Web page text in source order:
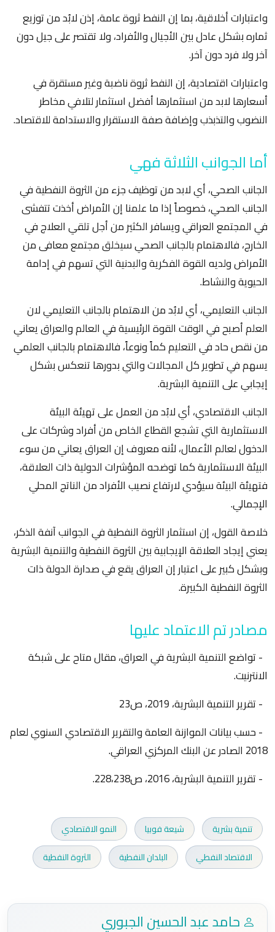
واعتبارات أخلاقية، بما إن النفط ثروة عامة، إذن لابُد من توزيع
ثماره بشكل عادل بين الأجيال والأفراد، ولا تقتصر على جيل دون
آخر ولا فرد دون آخر.
واعتبارات اقتصادية، إن النفط ثروة ناضبة وغير مستقرة في
أسعارها لابد من استثمارها أفضل استثمار لتلافي مخاطر
النضوب والتذبذب وإضافة صفة الاستقرار والاستدامة للاقتصاد.
أما الجوانب الثلاثة فهي
الجانب الصحي، أي لابد من توظيف جزء من الثروة النفطية في
الجانب الصحي، خصوصاً إذا ما علمنا إن الأمراض أخذت تتفشى
في المجتمع العراقي ويسافر الكثير من أجل تلقي العلاج في
الخارج، فالاهتمام بالجانب الصحي سيخلق مجتمع معافى من
الأمراض ولديه القوة الفكرية والبدنية التي تسهم في إدامة
الحيوية والنشاط.
الجانب التعليمي، أي لابُد من الاهتمام بالجانب التعليمي لان
العلم أصبح في الوقت القوة الرئيسية في العالم والعراق يعاني
من نقص حاد في التعليم كماً ونوعاً، فالاهتمام بالجانب العلمي
يسهم في تطوير كل المجالات والتي بدورها تنعكس بشكل
إيجابي على التنمية البشرية.
الجانب الاقتصادي، أي لابُد من العمل على تهيئة البيئة
الاستثمارية التي تشجع القطاع الخاص من أفراد وشركات على
الدخول لعالم الأعمال، لأنه معروف إن العراق يعاني من سوء
البيئة الاستثمارية كما توضحه المؤشرات الدولية ذات العلاقة،
فتهيئة البيئة سيؤدي لارتفاع نصيب الأفراد من الناتج المحلي
الإجمالي.
خلاصة القول، إن استثمار الثروة النفطية في الجوانب آنفة الذكر،
يعني إيجاد العلاقة الإيجابية بين الثروة النفطية والتنمية البشرية
وبشكل كبير على اعتبار إن العراق يقع في صدارة الدولة ذات
الثروة النفطية الكبيرة.
مصادر تم الاعتماد عليها
- تواضع التنمية البشرية في العراق، مقال متاح على شبكة
الانترنيت.
- تقرير التنمية البشرية، 2019، ص23
- حسب بيانات الموازنة العامة والتقرير الاقتصادي السنوي لعام
2018 الصادر عن البنك المركزي العراقي.
- تقرير التنمية البشرية، 2016، ص228،238.
تنمية بشرية شيعة فوبيا
النمو الاقتصادي
الاقتصاد النفطي
البلدان النفطية الثروة النفطية
حامد عبد الحسين الجبوري